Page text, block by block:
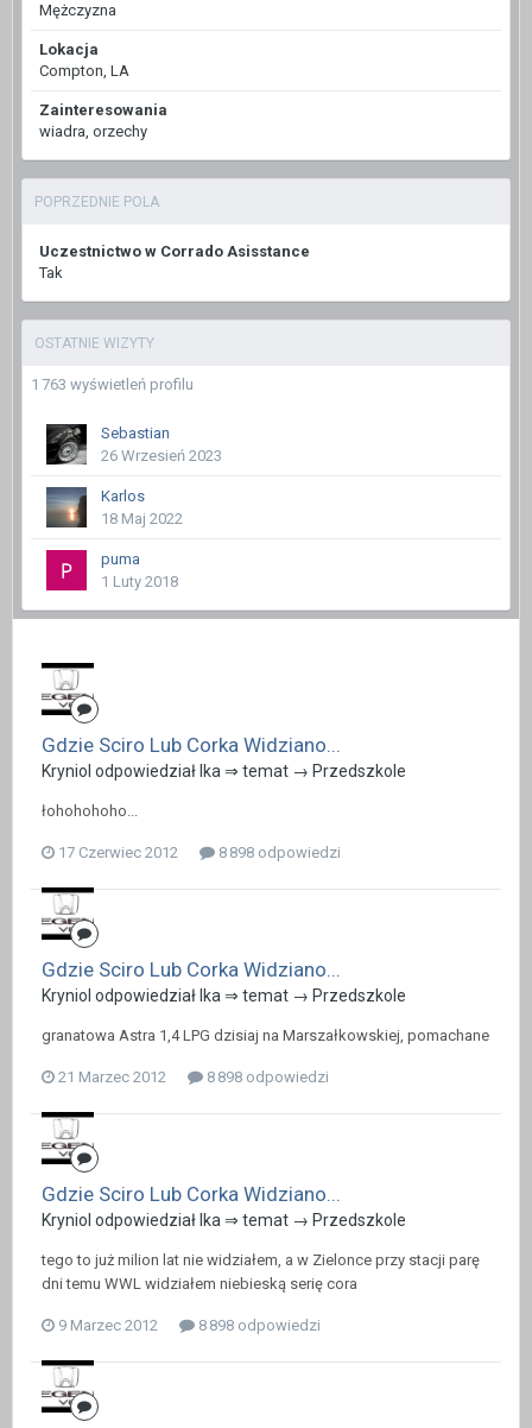
Mężczyzna
Lokacja
Compton, LA
Zainteresowania
wiadra, orzechy
POPRZEDNIE POLA
Uczestnictwo w Corrado Asisstance
Tak
OSTATNIE WIZYTY
1 763 wyświetleń profilu
Sebastian
26 Wrzesień 2023
Karlos
18 Maj 2022
puma
1 Luty 2018
Gdzie Sciro Lub Corka Widziano...
Kryniol odpowiedział Ika ⇒ temat → Przedszkole
łohohohoho...
17 Czerwiec 2012 8 898 odpowiedzi
Gdzie Sciro Lub Corka Widziano...
Kryniol odpowiedział Ika ⇒ temat → Przedszkole
granatowa Astra 1,4 LPG dzisiaj na Marszałkowskiej, pomachane
21 Marzec 2012 8 898 odpowiedzi
Gdzie Sciro Lub Corka Widziano...
Kryniol odpowiedział Ika ⇒ temat → Przedszkole
tego to już milion lat nie widziałem, a w Zielonce przy stacji parę
dni temu WWL widziałem niebieską serię cora
9 Marzec 2012 8 898 odpowiedzi